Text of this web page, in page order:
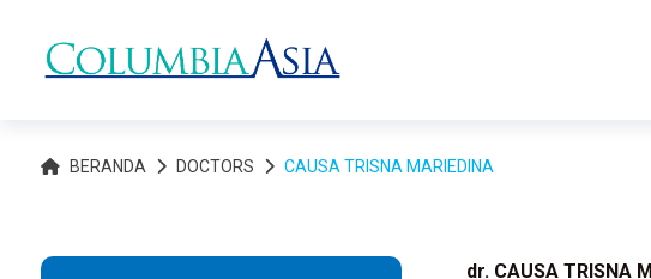
BERANDA DOCTORS CAUSA TRISNA MARIEDINA
dr. CAUSA TRISNA